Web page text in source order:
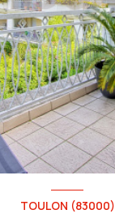
TOULON (83000)